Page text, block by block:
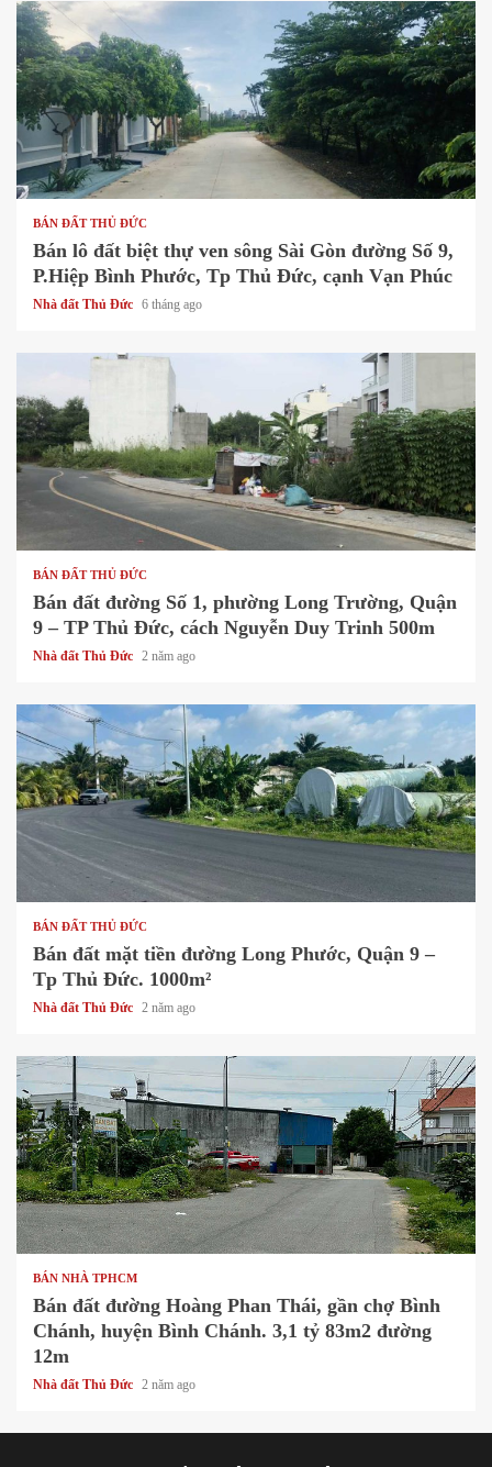
1 min read
BÁN ĐẤT THỦ ĐỨC
Bán lô đất biệt thự ven sông Sài Gòn đường Số 9,
P.Hiệp Bình Phước, Tp Thủ Đức, cạnh Vạn Phúc
Nhà đất Thủ Đức 6 tháng ago
1 min read
BÁN ĐẤT THỦ ĐỨC
Bán đất đường Số 1, phường Long Trường, Quận
9 – TP Thủ Đức, cách Nguyễn Duy Trinh 500m
Nhà đất Thủ Đức 2 năm ago
1 min read
BÁN ĐẤT THỦ ĐỨC
Bán đất mặt tiền đường Long Phước, Quận 9 –
Tp Thủ Đức. 1000m²
Nhà đất Thủ Đức 2 năm ago
1 min read
BÁN NHÀ TPHCM
Bán đất đường Hoàng Phan Thái, gần chợ Bình
Chánh, huyện Bình Chánh. 3,1 tỷ 83m2 đường
12m
Nhà đất Thủ Đức 2 năm ago